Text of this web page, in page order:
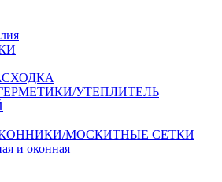
УТЕПЛИТЕЛЬ
МОСКИТНЫЕ СЕТКИ
и оконная